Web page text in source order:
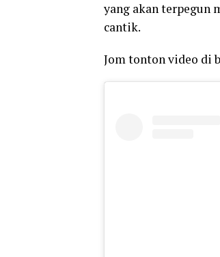
yang akan terpegun
cantik.
Jom tonton video di